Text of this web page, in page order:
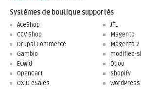
Systèmes de boutique supportés
AceShop
CCV Shop
Drupal Commerce
Gambio
Ecwid
JTL
Magento
Magento 2
modified-
Odoo
OpenCart
OXID eSales
Shopify